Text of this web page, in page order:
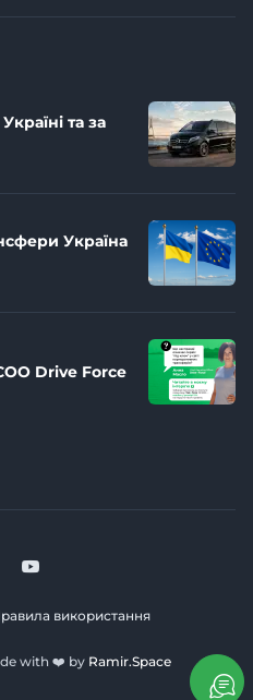
та за
Україна
Drive Force
використання
with ❤️ by Ramir.Space